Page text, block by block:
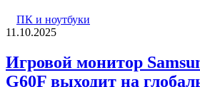
ПК и ноутбуки
11.10.2025
Игровой монитор
G60F выходит на